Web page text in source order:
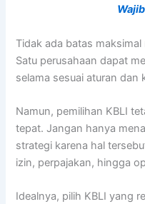
Tidak ada batas maksimal
Satu perusahaan dapat
selama sesuai aturan dan
Namun, pemilihan KBLI
tepat. Jangan hanya
strategi karena hal
izin, perpajakan, hingga
Idealnya, pilih KBLI yang